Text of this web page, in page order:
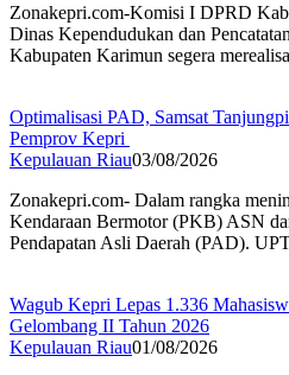
Zonakepri.com-Komisi I DPRD
Dinas Kependudukan dan
Kabupaten Karimun segera
Optimalisasi PAD, Samsat
Pemprov Kepri
Kepulauan Riau03/08/2026
Zonakepri.com- Dalam rangka
Kendaraan Bermotor (PKB) ASN
Pendapatan Asli Daerah (PAD).
Wagub Kepri Lepas 1.336
Gelombang II Tahun 2026
Kepulauan Riau01/08/2026